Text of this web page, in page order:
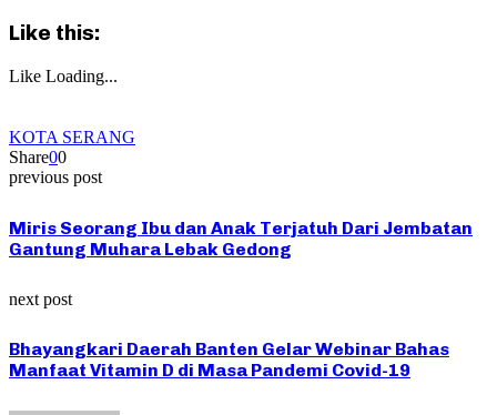
Like this:
Like Loading...
KOTA SERANG
Share00
previous post
Miris Seorang Ibu dan Anak Terjatuh Dari Jembatan
Gantung Muhara Lebak Gedong
next post
Bhayangkari Daerah Banten Gelar Webinar Bahas
Manfaat Vitamin D di Masa Pandemi Covid-19